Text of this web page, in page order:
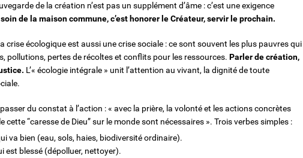
de la création n’est pas un supplément d’âme : c’est une exigence
de la maison commune, c’est honorer le Créateur, servir le prochain.
crise écologique est aussi une crise sociale : ce sont souvent les plus pauvres qui
pollutions, pertes de récoltes et conflits pour les ressources. Parler de création,
L’« écologie intégrale » unit l’attention au vivant, la dignité de toute
du constat à l’action : « avec la prière, la volonté et les actions concrètes
cette “caresse de Dieu” sur le monde sont nécessaires ». Trois verbes simples :
va bien (eau, sols, haies, biodiversité ordinaire).
est blessé (dépolluer, nettoyer).